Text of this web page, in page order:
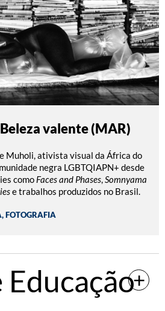
valente (MAR)
Muholi, ativista visual da África do
negra LGBTQIAPN+ desde
como Faces and Phases,Somnyama
e trabalhos produzidos no Brasil.
FOTOGRAFIA